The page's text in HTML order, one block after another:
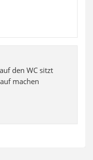
den WC sitzt
machen